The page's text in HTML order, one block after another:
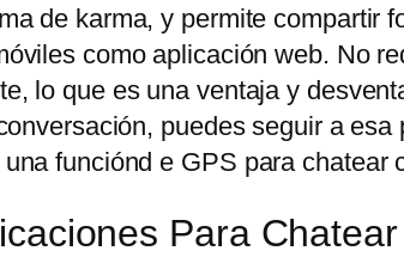
de karma, y permite compartir
como aplicación web. No
lo que es una ventaja y
puedes seguir a
funciónd e GPS para
Para